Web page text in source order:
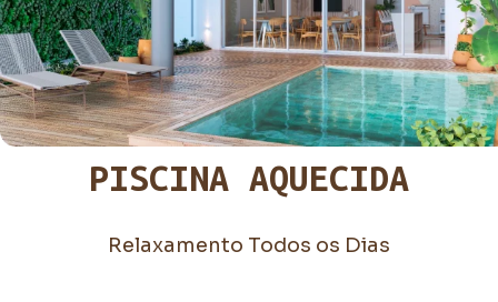
PISCINA AQUECIDA
Relaxamento Todos os Dias